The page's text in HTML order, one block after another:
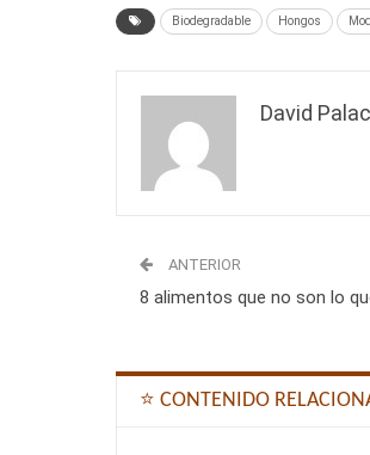
Biodegradable Hongos
David
ANTERIOR
8 alimentos que no son lo
⭐ CONTENIDO